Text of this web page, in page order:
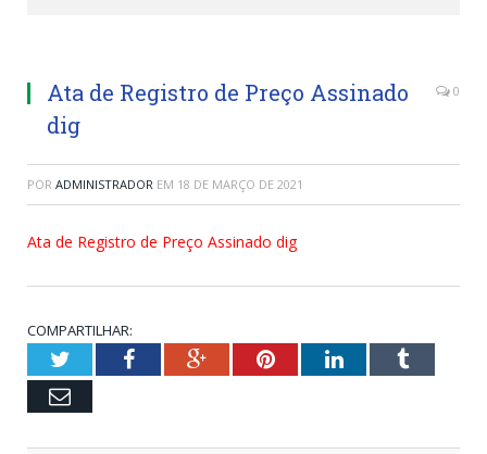
Ata de Registro de Preço Assinado
dig
0
POR ADMINISTRADOR EM 18 DE MARÇO DE 2021
Ata de Registro de Preço Assinado dig
COMPARTILHAR:
TwitterFacebookGoogle+PinterestLinkedInTumblr
Email